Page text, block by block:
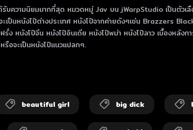
บความนิยมมากที่สุด หมวดหมู่ Jav บน jWarpStudio เป็นตัว
ะเป็นหนังโป๊ต่างประเทศ หนังโป๊จากค่ายดังๆเช่น Brazzers
หนังโป๊จีน หนังโป๊อินเดีย หนังโป๊พม่า หนังโป๊ลาว เบื้องหลังก
อจะเป็นหนังโป๊แนวแปลกๆ.
beautiful girl big dick